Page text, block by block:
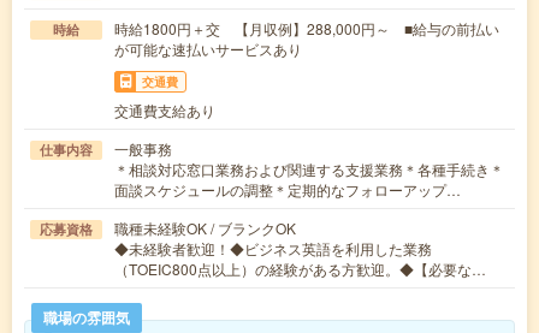
時給
時給1800円＋交 【月収例】288,000円～ ■給与の前払い
が可能な速払いサービスあり
交通費
交通費支給あり
仕事内容
一般事務
＊相談対応窓口業務および関連する支援業務＊各種手続き＊
面談スケジュールの調整＊定期的なフォローアップ…
応募資格
職種未経験OK / ブランクOK
◆未経験者歓迎！◆ビジネス英語を利用した業務
（TOEIC800点以上）の経験がある方歓迎。◆【必要な…
職場の雰囲気